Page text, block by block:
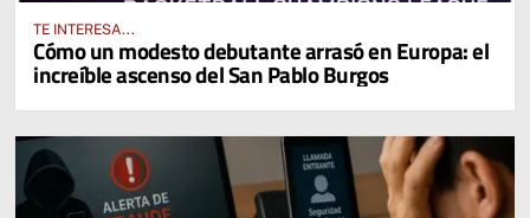
TE INTERESA...
Cómo un modesto debutante arrasó en Europa: el
increíble ascenso del San Pablo Burgos